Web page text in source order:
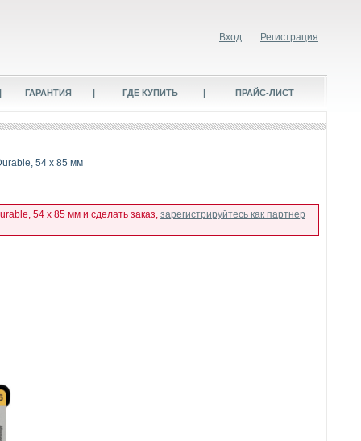
Вход Регистрация
| ГАРАНТИЯ | ГДЕ КУПИТЬ | ПРАЙС-ЛИСТ
54 x 85 мм
54 x 85 мм и сделать заказ, зарегистрируйтесь как партнер